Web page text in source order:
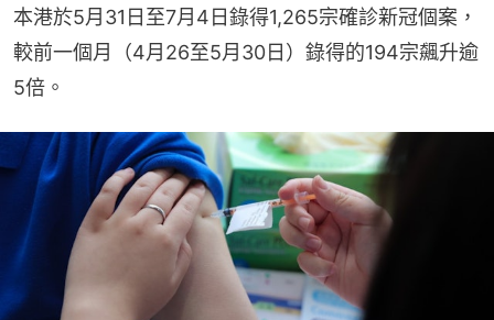
本港於5月31日至7月4日錄得1,265宗確診新冠個案，
較前一個月（4月26至5月30日）錄得的194宗飆升逾
5倍。